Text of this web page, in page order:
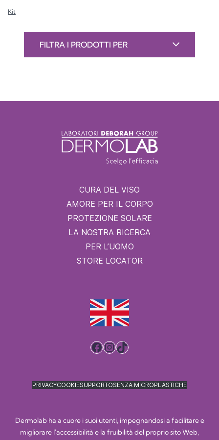
Kit
FILTRA I PRODOTTI PER
CURA DEL VISO
AMORE PER IL CORPO
PROTEZIONE SOLARE
LA NOSTRA RICERCA
PER L’UOMO
STORE LOCATOR
Facebook
Instagram
TikTok
PRIVACYCOOKIESUPPORTOSENZA MICROPLASTICHE
Dermolab ha a cuore i suoi utenti, impegnandosi a facilitare e
migliorare l'accessibilità e la fruibilità del proprio sito Web,